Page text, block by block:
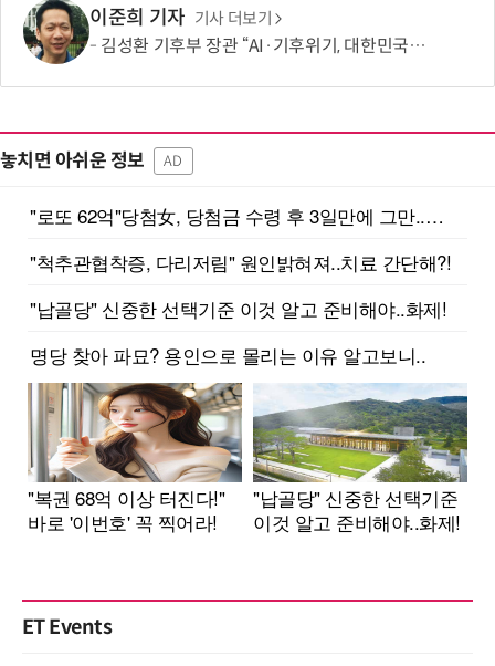
이준희 기자 기사 더보기
김성환 기후부 장관 “AI·기후위기, 대한민국이 함께 해결할 첫 국가 될 것”
놓치면 아쉬운 정보 AD
ET Events